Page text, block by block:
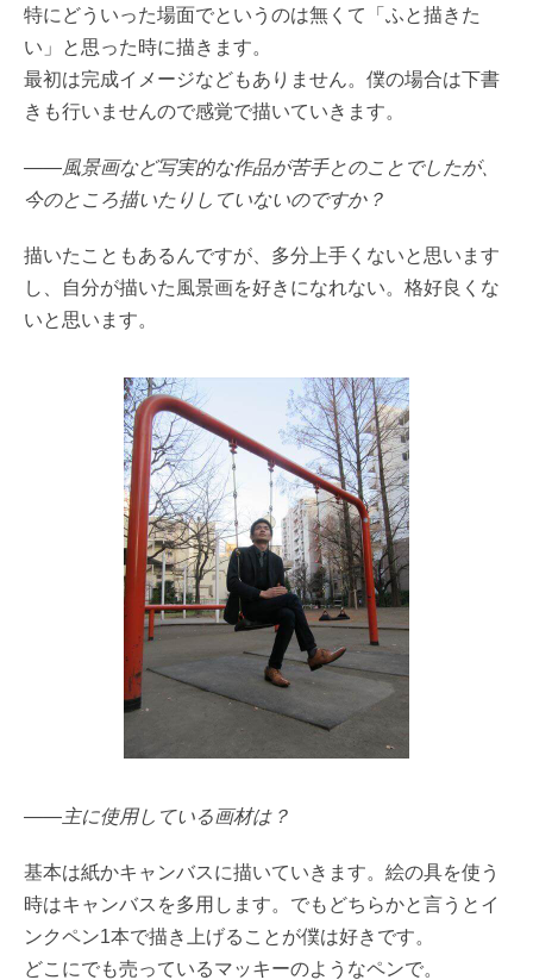
特にどういった場面でというのは無くて「ふと描きた
い」と思った時に描きます。
最初は完成イメージなどもありません。僕の場合は下書
きも行いませんので感覚で描いていきます。
――風景画など写実的な作品が苦手とのことでしたが、
今のところ描いたりしていないのですか？
描いたこともあるんですが、多分上手くないと思います
し、自分が描いた風景画を好きになれない。格好良くな
いと思います。
――主に使用している画材は？
基本は紙かキャンバスに描いていきます。絵の具を使う
時はキャンバスを多用します。でもどちらかと言うとイ
ンクペン1本で描き上げることが僕は好きです。
どこにでも売っているマッキーのようなペンで。